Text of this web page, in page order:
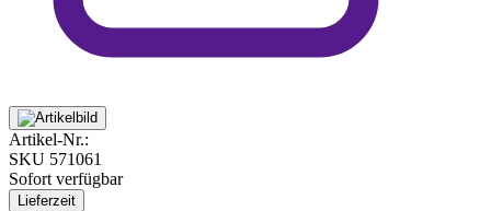
Artikel-Nr.:
SKU 571061
Sofort verfügbar
Lieferzeit